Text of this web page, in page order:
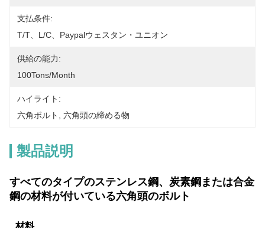
支払条件:
T/T、L/C、paypalウェスタン・ユニオン
供給の能力:
100Tons/Month
ハイライト:
六角ボルト
六角頭の締める物
製品説明
すべてのタイプのステンレス鋼、炭素鋼または合金
鋼の材料が付いている六角頭のボルト
材料